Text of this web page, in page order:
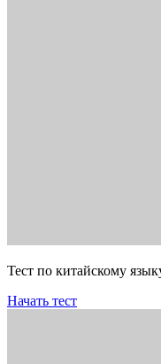
Тест по китайскому
Начать тест